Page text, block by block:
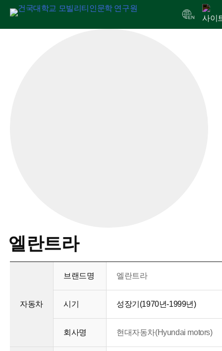
엘란트라
자동차
브랜드명 엘란트라
시기 성장기(1970년-1999년)
회사명 현대자동차(Hyundai motors)